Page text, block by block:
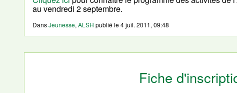
au vendredi 2 septembre.
DansJeunesse, ALSH publié le4 juil. 2011, 09:48
Fiche